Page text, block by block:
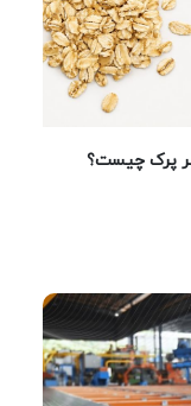
پرک چیست؟